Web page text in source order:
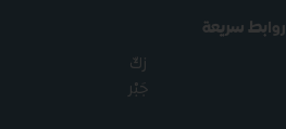
روابط سريعة
زكّ
جَبْر